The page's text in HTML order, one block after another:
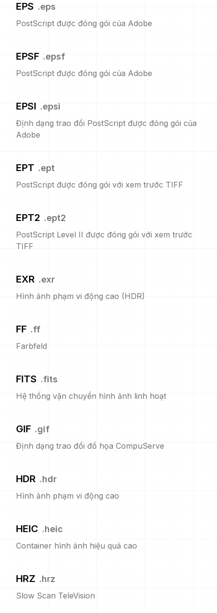
EPS .eps
PostScript được đóng gói của Adobe
EPSF .epsf
PostScript được đóng gói của Adobe
EPSI .epsi
Định dạng trao đổi PostScript được đóng gói của
Adobe
EPT .ept
PostScript được đóng gói với xem trước TIFF
EPT2 .ept2
PostScript Level II được đóng gói với xem trước
TIFF
EXR .exr
Hình ảnh phạm vi động cao (HDR)
FF .ff
Farbfeld
FITS .fits
Hệ thống vận chuyển hình ảnh linh hoạt
GIF .gif
Định dạng trao đổi đồ họa CompuServe
HDR .hdr
Hình ảnh phạm vi động cao
HEIC .heic
Container hình ảnh hiệu quả cao
HRZ .hrz
Slow Scan TeleVision